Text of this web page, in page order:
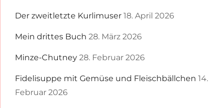
Der zweitletzte Kurlimuser 18. April 2026
Mein drittes Buch 28. März 2026
Minze-Chutney 28. Februar 2026
Fidelisuppe mit Gemüse und Fleischbällchen 14.
Februar 2026